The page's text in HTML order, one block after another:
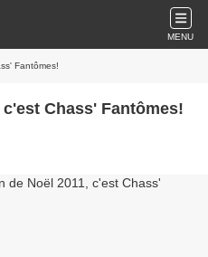
MENU
Fantômes!
Chass' Fantômes!